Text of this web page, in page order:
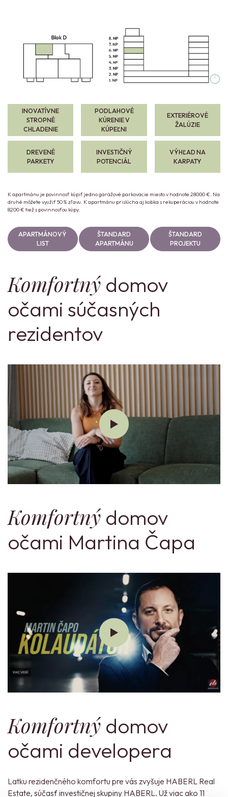
INOVATÍVNE
STROPNÉ
CHLADENIE
PODLAHOVÉ
KÚRENIE V
KÚPEĽNI
EXTERIÉROVÉ
ŽALÚZIE
DREVENÉ
PARKETY
INVESTIČNÝ
POTENCIÁL
VÝHĽAD NA
KARPATY
K apartmánu je povinnosť kúpiť jedno garážové parkovacie miesto v hodnote 28000 €. Na
druhé môžete využiť 50 % zľavu. K apartmánu prislúcha aj kobka s rekuperáciou v hodnote
8200 € tiež s povinnosťou kúpy.
APARTMÁNOVÝ
LIST
ŠTANDARD
APARTMÁNU
ŠTANDARD
PROJEKTU
Komfortný domov
očami súčasných
rezidentov
Komfortný domov
očami Martina Čapa
Komfortný domov
očami developera
Latku rezidenčného komfortu pre vás zvyšuje HABERL Real
Estate, súčasť investičnej skupiny HABERL. Už viac ako 11